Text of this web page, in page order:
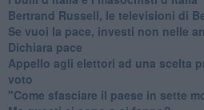
​Bertrand Russell, le televisioni di
​Se vuoi la pace, investi non nelle
​Dichiara pace
​Appello agli elettori ad una scelta
voto
"Come sfasciare il paese in sette